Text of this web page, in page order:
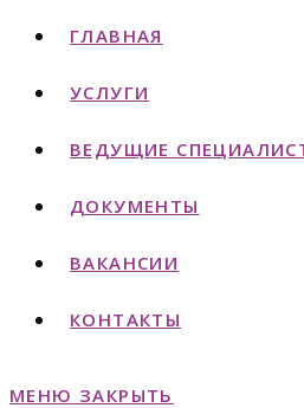
ГЛАВНАЯ
УСЛУГИ
ВЕДУЩИЕ
ДОКУМЕНТЫ
ВАКАНСИИ
КОНТАКТЫ
МЕНЮ ЗАКРЫТЬ